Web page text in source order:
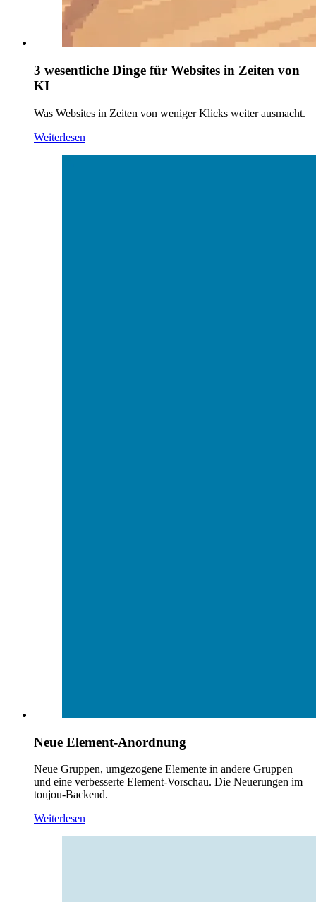
3 wesentliche Dinge für Websites in Zeiten von
KI
Was Websites in Zeiten von weniger Klicks weiter ausmacht.
Weiterlesen
Neue Element-Anordnung
Neue Gruppen, umgezogene Elemente in andere Gruppen
und eine verbesserte Element-Vorschau. Die Neuerungen im
toujou-Backend.
Weiterlesen